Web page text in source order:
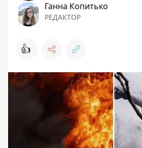
Ганна Копитько
РЕДАКТОР
👍